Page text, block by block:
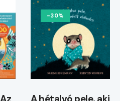
-30%
A hétalvó pele, aki